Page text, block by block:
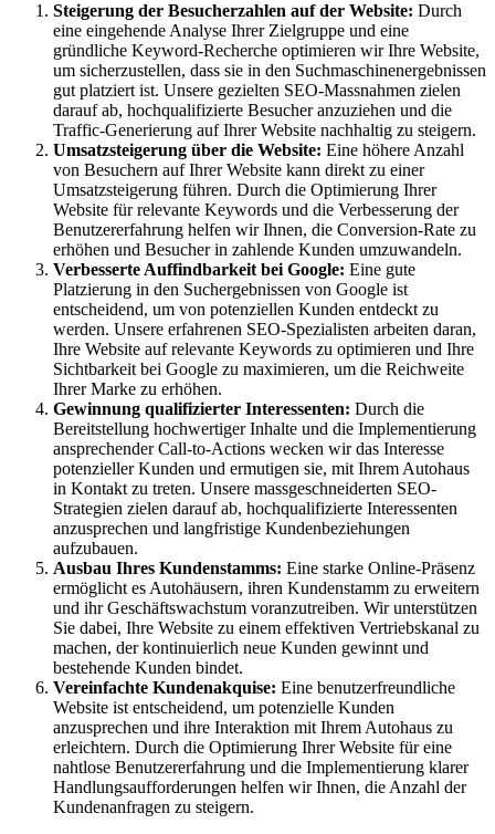
Steigerung der Besucherzahlen auf der Website: Durch
eine eingehende Analyse Ihrer Zielgruppe und eine
gründliche Keyword-Recherche optimieren wir Ihre Website,
um sicherzustellen, dass sie in den Suchmaschinenergebnissen
gut platziert ist. Unsere gezielten SEO-Massnahmen zielen
darauf ab, hochqualifizierte Besucher anzuziehen und die
Traffic-Generierung auf Ihrer Website nachhaltig zu steigern.
Umsatzsteigerung über die Website: Eine höhere Anzahl
von Besuchern auf Ihrer Website kann direkt zu einer
Umsatzsteigerung führen. Durch die Optimierung Ihrer
Website für relevante Keywords und die Verbesserung der
Benutzererfahrung helfen wir Ihnen, die Conversion-Rate zu
erhöhen und Besucher in zahlende Kunden umzuwandeln.
Verbesserte Auffindbarkeit bei Google: Eine gute
Platzierung in den Suchergebnissen von Google ist
entscheidend, um von potenziellen Kunden entdeckt zu
werden. Unsere erfahrenen SEO-Spezialisten arbeiten daran,
Ihre Website auf relevante Keywords zu optimieren und Ihre
Sichtbarkeit bei Google zu maximieren, um die Reichweite
Ihrer Marke zu erhöhen.
Gewinnung qualifizierter Interessenten: Durch die
Bereitstellung hochwertiger Inhalte und die Implementierung
ansprechender Call-to-Actions wecken wir das Interesse
potenzieller Kunden und ermutigen sie, mit Ihrem Autohaus
in Kontakt zu treten. Unsere massgeschneiderten SEO-
Strategien zielen darauf ab, hochqualifizierte Interessenten
anzusprechen und langfristige Kundenbeziehungen
aufzubauen.
Ausbau Ihres Kundenstamms: Eine starke Online-Präsenz
ermöglicht es Autohäusern, ihren Kundenstamm zu erweitern
und ihr Geschäftswachstum voranzutreiben. Wir unterstützen
Sie dabei, Ihre Website zu einem effektiven Vertriebskanal zu
machen, der kontinuierlich neue Kunden gewinnt und
bestehende Kunden bindet.
Vereinfachte Kundenakquise: Eine benutzerfreundliche
Website ist entscheidend, um potenzielle Kunden
anzusprechen und ihre Interaktion mit Ihrem Autohaus zu
erleichtern. Durch die Optimierung Ihrer Website für eine
nahtlose Benutzererfahrung und die Implementierung klarer
Handlungsaufforderungen helfen wir Ihnen, die Anzahl der
Kundenanfragen zu steigern.